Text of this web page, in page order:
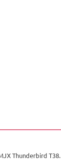
Thunderbird T38.